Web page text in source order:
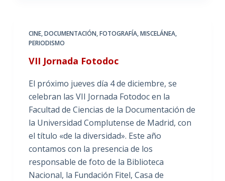
CINE,DOCUMENTACIÓN,FOTOGRAFÍA,MISCELÁNEA,
PERIODISMO
VII Jornada Fotodoc
El próximo jueves día 4 de diciembre, se
celebran las VII Jornada Fotodoc en la
Facultad de Ciencias de la Documentación de
la Universidad Complutense de Madrid, con
el título «de la diversidad». Este año
contamos con la presencia de los
responsable de foto de la Biblioteca
Nacional, la Fundación Fitel, Casa de